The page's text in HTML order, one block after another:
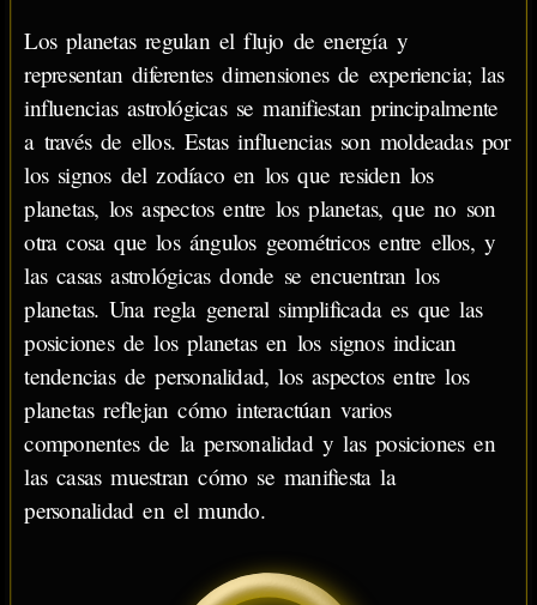
Los planetas regulan el flujo de energía y
representan diferentes dimensiones de experiencia; las
influencias astrológicas se manifiestan principalmente
a través de ellos. Estas influencias son moldeadas por
los signos del zodíaco en los que residen los
planetas, los aspectos entre los planetas, que no son
otra cosa que los ángulos geométricos entre ellos, y
las casas astrológicas donde se encuentran los
planetas. Una regla general simplificada es que las
posiciones de los planetas en los signos indican
tendencias de personalidad, los aspectos entre los
planetas reflejan cómo interactúan varios
componentes de la personalidad y las posiciones en
las casas muestran cómo se manifiesta la
personalidad en el mundo.